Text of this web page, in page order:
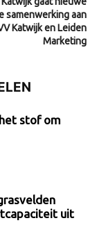
samenwerking aan
Katwijk en Leiden
Marketing
stof om
uit